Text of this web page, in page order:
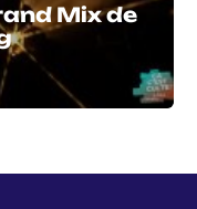
Mix de